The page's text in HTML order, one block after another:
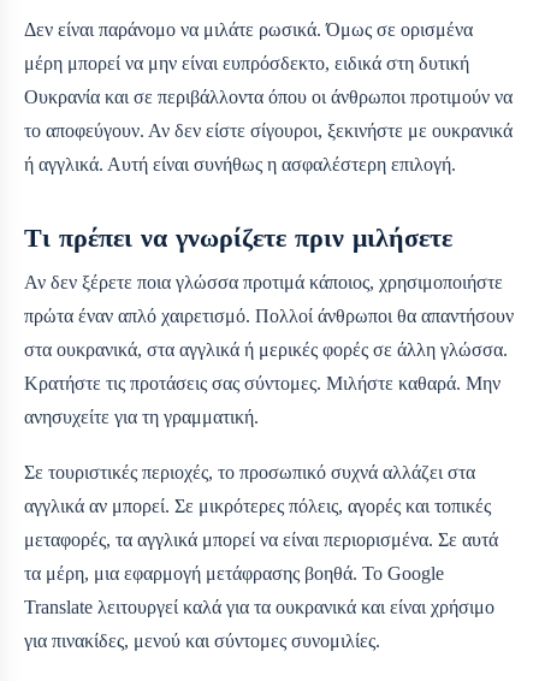
Δεν είναι παράνομο να μιλάτε ρωσικά. Όμως σε ορισμένα
μέρη μπορεί να μην είναι ευπρόσδεκτο, ειδικά στη δυτική
Ουκρανία και σε περιβάλλοντα όπου οι άνθρωποι προτιμούν να
το αποφεύγουν. Αν δεν είστε σίγουροι, ξεκινήστε με ουκρανικά
ή αγγλικά. Αυτή είναι συνήθως η ασφαλέστερη επιλογή.
Τι πρέπει να γνωρίζετε πριν μιλήσετε
Αν δεν ξέρετε ποια γλώσσα προτιμά κάποιος, χρησιμοποιήστε
πρώτα έναν απλό χαιρετισμό. Πολλοί άνθρωποι θα απαντήσουν
στα ουκρανικά, στα αγγλικά ή μερικές φορές σε άλλη γλώσσα.
Κρατήστε τις προτάσεις σας σύντομες. Μιλήστε καθαρά. Μην
ανησυχείτε για τη γραμματική.
Σε τουριστικές περιοχές, το προσωπικό συχνά αλλάζει στα
αγγλικά αν μπορεί. Σε μικρότερες πόλεις, αγορές και τοπικές
μεταφορές, τα αγγλικά μπορεί να είναι περιορισμένα. Σε αυτά
τα μέρη, μια εφαρμογή μετάφρασης βοηθά. Το Google
Translate λειτουργεί καλά για τα ουκρανικά και είναι χρήσιμο
για πινακίδες, μενού και σύντομες συνομιλίες.